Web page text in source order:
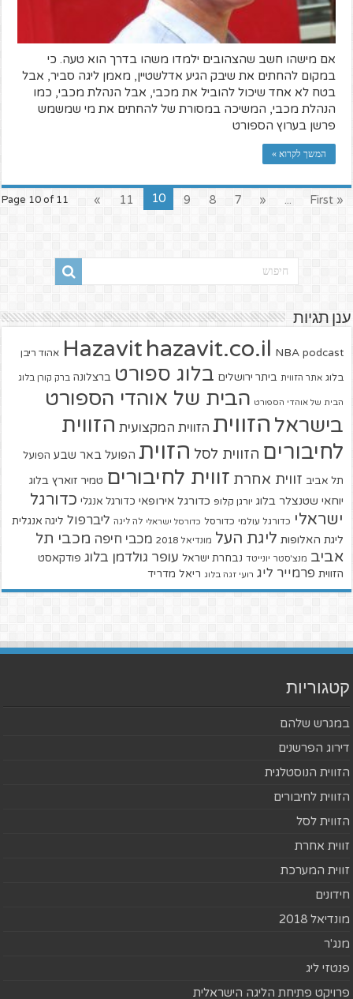
אם מישהו חשב שהצהובים ילמדו משהו בדרך הוא טעה. כי
במקום להחתים את שיבק הגיע אדלשטיין, מאמן ליגה סביר, אבל
בטח לא אחד שיכול להוביל את מכבי, אבל הנהלת מכבי, כמו
הנהלת מכבי, המשיכה במסורת של להחתים את מי שמשמש
פרשן בערוץ הספורט
המשך לקרוא »
Page 10 of 11 « First
...
«
7
8
9
10
11
»
ענן תגיות
Hazavit hazavit.co.il NBA podcast אהוד ריבן
בלוג אתר הזווית ביתר ירושלים בלוג ספורט ברצלונה ברק קורן בלוג
הבית של אוהדי הספורט הבית של אוהדי הספורט
בישראל הזווית הזווית המקצועית הזווית
לחיבורים הזווית לסל הזוית הפועל באר שבע הפועל
תל אביב זווית אחרת זווית לחיבורים טמיר זוארץ בלוג
יוחאי שטנצלר בלוג יורגן קלופ כדורגל אירופאי כדורגל אנגלי כדורגל
ישראלי כדורגל עולמי כדורסל כדורסל ישראלי לה ליגה ליברפול ליגה אנגלית
ליגת האלופות ליגת העל מונדיאל 2018 מכבי חיפה מכבי תל
אביב מנצ'סטר יונייטד נבחרת ישראל עופר גולדמן בלוג פודקאסט
הזווית פרמייר ליג רועי זגה בלוג ריאל מדריד
קטגוריות
במגרש שלהם
דירוג הפרשנים
הזווית הנוסטלגית
הזווית לחיבורים
הזווית לסל
זווית אחרת
זווית המערכת
חידונים
מונדיאל 2018
מנג'ר
פנטזי ליג
פרויקט פתיחת הליגה הישראלית